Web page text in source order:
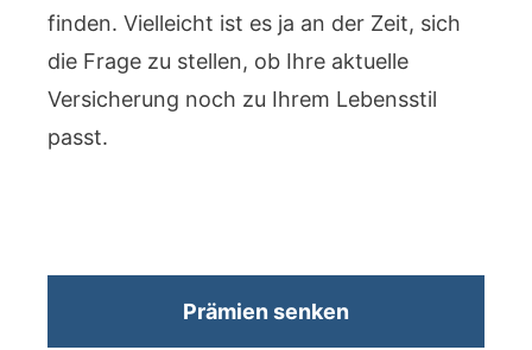
finden. Vielleicht ist es ja an der Zeit, sich
die Frage zu stellen, ob Ihre aktuelle
Versicherung noch zu Ihrem Lebensstil
passt.
Prämien senken